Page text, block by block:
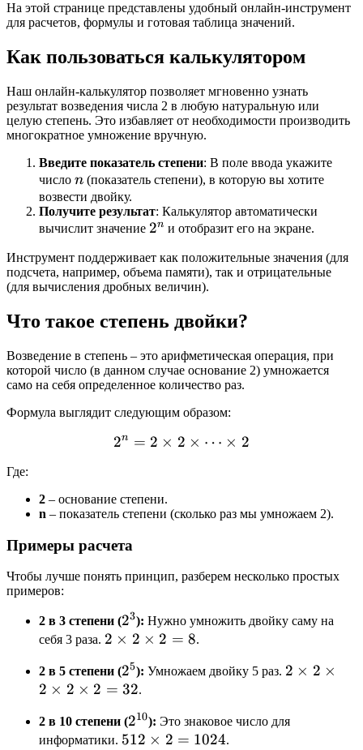
На этой странице представлены удобный онлайн-инструмент
для расчетов, формулы и готовая таблица значений.
Как пользоваться калькулятором
Наш онлайн-калькулятор позволяет мгновенно узнать
результат возведения числа 2 в любую натуральную или
целую степень. Это избавляет от необходимости производить
многократное умножение вручную.
Введите показатель степени: В поле ввода укажите
число n
n (показатель степени), в которую вы хотите
возвести двойку.
Получите результат: Калькулятор автоматически
вычислит значение 2^n
2n и отобразит его на экране.
Инструмент поддерживает как положительные значения (для
подсчета, например, объема памяти), так и отрицательные
(для вычисления дробных величин).
Что такое степень двойки?
Возведение в степень – это арифметическая операция, при
которой число (в данном случае основание 2) умножается
само на себя определенное количество раз.
Формула выглядит следующим образом:
2^n = 2 \times 2 \times
2n = 2 × 2 × ⋯ × 2
Где:
2 – основание степени.
n – показатель степени (сколько раз мы умножаем 2).
Примеры расчета
Чтобы лучше понять принцип, разберем несколько простых
примеров:
2 в 3 степени (2^3
23): Нужно умножить двойку саму на
себя 3 раза. 2
\times
2
\times
2 = 8
2 × 2 × 2 = 8.
2 в 5 степени (2^5
25): Умножаем двойку 5 раз. 2
\times
2 × 2 ×
2 × 2 × 2 = 32.
2 в 10 степени (2^{10}
210): Это знаковое число для
информатики. 512
512 × 2 = 1024.